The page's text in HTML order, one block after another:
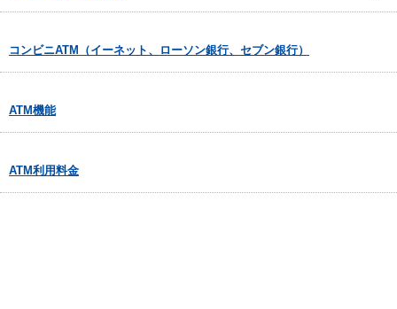
コンビニATM（イーネット、ローソン銀行、セブン銀行）
ATM機能
ATM利用料金